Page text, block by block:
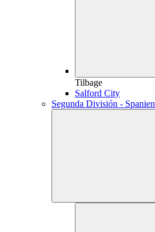
Tilbage
Salford City
Segunda División - Spanien